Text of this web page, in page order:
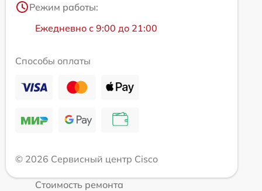
Режим работы:
Ежедневно с 9:00 до 21:00
Способы оплаты
© 2026 Сервисный центр Cisco
Стоимость ремонта